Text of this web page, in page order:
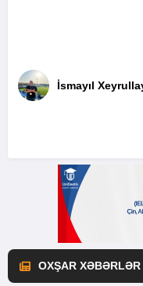
İsmayıl
OXŞAR XƏBƏRLƏR